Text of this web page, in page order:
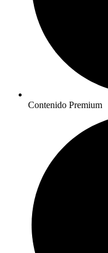
Contenido Premium